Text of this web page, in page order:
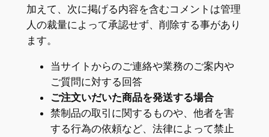
加えて、次に掲げる内容を含むコメントは管理
人の裁量によって承認せず、削除する事があり
ます。
当サイトからのご連絡や業務のご案内や
ご質問に対する回答
ご注文いだいた商品を発送する場合
禁制品の取引に関するものや、他者を害
する行為の依頼など、法律によって禁止